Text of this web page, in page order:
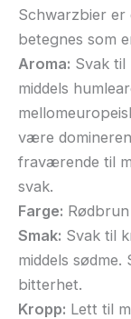
Schwarzbier
betegnes som
Aroma: Svak til
middels
være
fraværende til
svak.
Farge:
Smak: Svak til
middels sødme.
bitterhet.
Kropp: Lett til